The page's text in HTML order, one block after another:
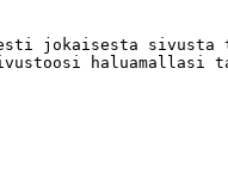
jokaisesta
haluamallasi